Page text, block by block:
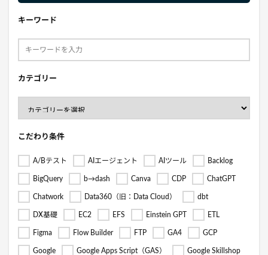
キーワード
カテゴリー
こだわり条件
A/Bテスト AIエージェント AIツール Backlog
BigQuery b→dash Canva CDP ChatGPT
Chatwork Data360（旧：Data Cloud） dbt
DX基礎 EC2 EFS Einstein GPT ETL
Figma Flow Builder FTP GA4 GCP
Google Google Apps Script（GAS） Google Skillshop